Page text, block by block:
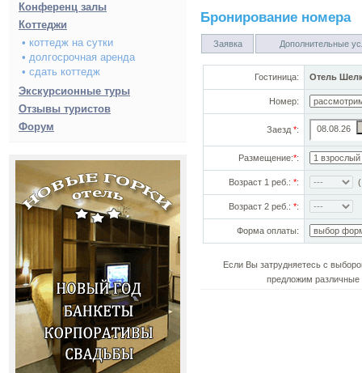
Конференц залы
Коттеджи
• коттедж на сутки
• долгосрочная аренда
• сдать коттедж
Экскурсионные туры
Отзывы туристов
Форум
Бронирование номера
Заявка Дополнительные
Гостиница: Отель
Номер:
Заезд *:
Размещение:*:
Возраст 1 реб.: *:
Возраст 2 реб.: *:
Форма оплаты:
Если Вы затрудняетесь с
предложим различные